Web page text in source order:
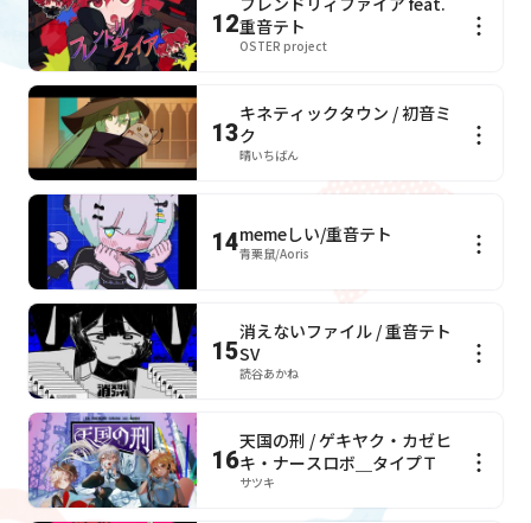
12重音テト
OSTER project
13
キネティックタウン / 初音ミ
ク
晴いちばん
14memeしい/重音テト
青栗鼠/Aoris
15
消えないファイル / 重音テト
SV
読谷あかね
16
天国の刑 / ゲキヤク・カゼヒ
キ・ナースロボ＿タイプＴ
サツキ